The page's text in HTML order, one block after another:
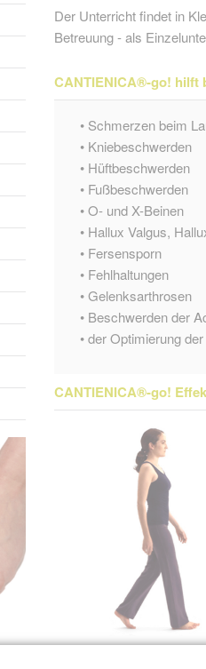
Der Unterricht findet in
Betreuung - als
CANTIENICA®-go! hilft
• Schmerzen beim
• Kniebeschwerden
• Hüftbeschwerden
• Fußbeschwerden
• O- und X-Beinen
• Hallux Valgus,
• Fersensporn
• Fehlhaltungen
• Gelenksarthrosen
• Beschwerden der
• der Optimierung
CANTIENICA®-go!